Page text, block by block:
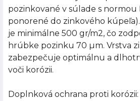
pozinkované v súlade s normou
ponorené do zinkového
je minimálne 500 gr/m2, čo
hrúbke pozinku 70 µm. Vrstva
zabezpečuje optimálnu a
voči korózii.
Doplnková ochrana proti korózii: